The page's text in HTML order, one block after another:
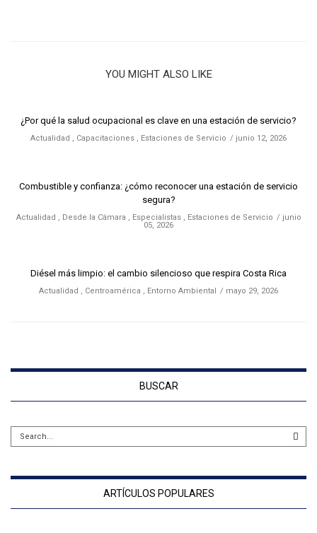
YOU MIGHT ALSO LIKE
¿Por qué la salud ocupacional es clave en una estación de servicio?
Actualidad Capacitaciones Estaciones de Servicio junio 12, 2026
Combustible y confianza: ¿cómo reconocer una estación de servicio
segura?
Actualidad , Desde la Cámara , Especialistas, Estaciones de Servicio
junio
05, 2026
Diésel más limpio: el cambio silencioso que respira Costa Rica
Actualidad , Centroamérica , Entorno Ambiental mayo 29, 2026
BUSCAR
ARTÍCULOS POPULARES